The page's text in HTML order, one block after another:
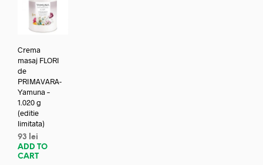
Crema
masaj FLORI
de
PRIMAVARA-
Yamuna –
1.020 g
(editie
limitata)
93
lei
ADD TO
CART